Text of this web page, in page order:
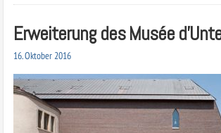
Erweiterung des Musée
16. Oktober 2016